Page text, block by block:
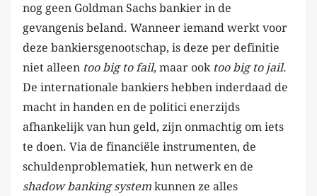
nog geen Goldman Sachs bankier in de
gevangenis beland. Wanneer iemand werkt voor
deze bankiersgenootschap, is deze per definitie
niet alleen too big to fail, maar ook too big to jail.
De internationale bankiers hebben inderdaad de
macht in handen en de politici enerzijds
afhankelijk van hun geld, zijn onmachtig om iets
te doen. Via de financiële instrumenten, de
schuldenproblematiek, hun netwerk en de
shadow banking system kunnen ze alles